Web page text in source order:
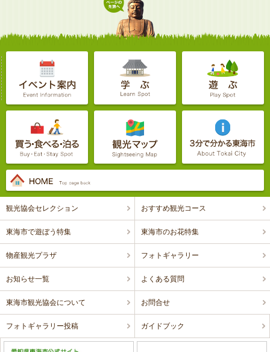
観光協会セレクション おすすめ観光コース
東海市で遊ぼう特集 東海市のお花特集
物産観光プラザ フォトギャラリー
お知らせ一覧 よくある質問
東海市観光協会について お問合せ
フォトギャラリー投稿 ガイドブック